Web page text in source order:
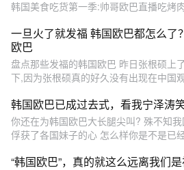
韩国美食吃货第一季:帅哥欧巴直播吃烤
一旦火了就发福 韩国欧巴都怎么了
欧巴
盘点那些发福的韩国欧巴 昨日张根硕上
下,因为张根硕真的好久没有出现在中国
韩国欧巴已成过去式，看我宁泽涛
你还在为韩国欧巴大长腿尖叫? 殊不知
俘获了各国妹子的心 怎么样你是不是已
“韩国欧巴”，真的就这么远离我们是